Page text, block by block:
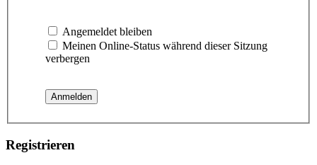
Angemeldet bleiben
Meinen Online-Status während dieser Sitzung
verbergen
Registrieren